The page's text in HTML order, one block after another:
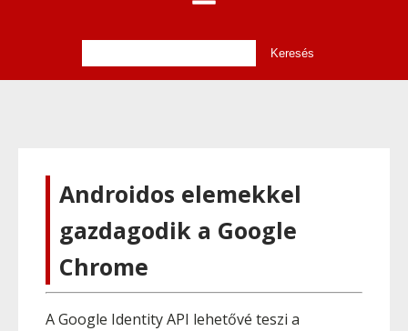
Androidos elemekkel
gazdagodik a Google
Chrome
A Google Identity API lehetővé teszi a